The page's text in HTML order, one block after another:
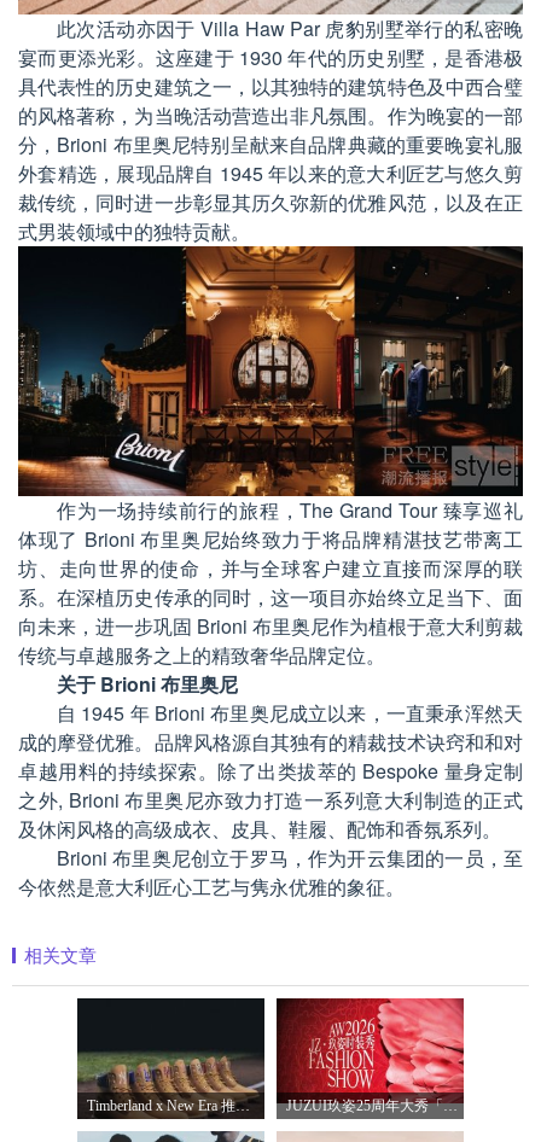
此次活动亦因于 Villa Haw Par 虎豹别墅举行的私密晚
宴而更添光彩。这座建于 1930 年代的历史别墅，是香港极
具代表性的历史建筑之一，以其独特的建筑特色及中西合璧
的风格著称，为当晚活动营造出非凡氛围。作为晚宴的一部
分，Brioni 布里奥尼特别呈献来自品牌典藏的重要晚宴礼服
外套精选，展现品牌自 1945 年以来的意大利匠艺与悠久剪
裁传统，同时进一步彰显其历久弥新的优雅风范，以及在正
式男装领域中的独特贡献。
作为一场持续前行的旅程，The Grand Tour 臻享巡礼
体现了 Brioni 布里奥尼始终致力于将品牌精湛技艺带离工
坊、走向世界的使命，并与全球客户建立直接而深厚的联
系。在深植历史传承的同时，这一项目亦始终立足当下、面
向未来，进一步巩固 Brioni 布里奥尼作为植根于意大利剪裁
传统与卓越服务之上的精致奢华品牌定位。
关于 Brioni 布里奥尼
自 1945 年 Brioni 布里奥尼成立以来，一直秉承浑然天
成的摩登优雅。品牌风格源自其独有的精裁技术诀窍和和对
卓越用料的持续探索。除了出类拔萃的 Bespoke 量身定制
之外, Brioni 布里奥尼亦致力打造一系列意大利制造的正式
及休闲风格的高级成衣、皮具、鞋履、配饰和香氛系列。
Brioni 布里奥尼创立于罗马，作为开云集团的一员，至
今依然是意大利匠心工艺与隽永优雅的象征。
相关文章
Timberland x New Era 推出全新联名系列，以经 JUZUI玖姿25周年大秀「循光新生」 光起二